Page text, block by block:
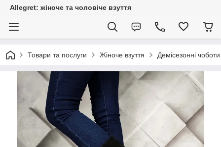
Allegret: жіноче та чоловіче взуття
Товари та послуги Жіноче взуття Демісезонні чоботи